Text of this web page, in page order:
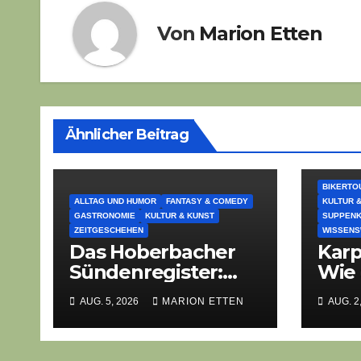
Von Marion Etten
Ähnlicher Beitrag
ALLTAG UND HUMOR
FANTASY & COMEDY
GASTRONOMIE
KULTUR & KUNST
ZEITGESCHEHEN
Das Hoberbacher
Sündenregister:
Chronik eines
angekündigten
Dorffest-Debakels
AUG. 5, 2026 MARION ETTEN
KULTUR
Wie
AUG.